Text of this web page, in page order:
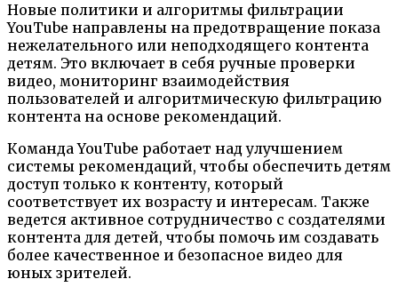
Новые политики и алгоритмы фильтрации
YouTube направлены на предотвращение показа
нежелательного или неподходящего контента
детям. Это включает в себя ручные проверки
видео, мониторинг взаимодействия
пользователей и алгоритмическую фильтрацию
контента на основе рекомендаций.
Команда YouTube работает над улучшением
системы рекомендаций, чтобы обеспечить детям
доступ только к контенту, который
соответствует их возрасту и интересам. Также
ведется активное сотрудничество с создателями
контента для детей, чтобы помочь им создавать
более качественное и безопасное видео для
юных зрителей.